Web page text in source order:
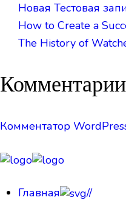
Новая Тестовая
How to Create a
The History of
Комментарии
Комментатор
Главная
//